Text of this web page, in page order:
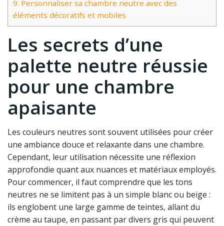
9. Personnaliser sa chambre neutre avec des
éléments décoratifs et mobiles
Les secrets d’une
palette neutre réussie
pour une chambre
apaisante
Les couleurs neutres sont souvent utilisées pour créer
une ambiance douce et relaxante dans une chambre.
Cependant, leur utilisation nécessite une réflexion
approfondie quant aux nuances et matériaux employés.
Pour commencer, il faut comprendre que les tons
neutres ne se limitent pas à un simple blanc ou beige :
ils englobent une large gamme de teintes, allant du
crème au taupe, en passant par divers gris qui peuvent